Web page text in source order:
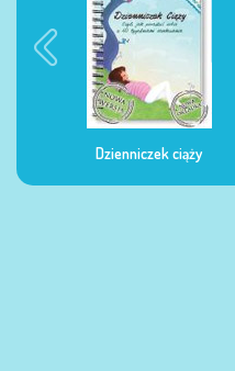
Dzienniczek ciąży